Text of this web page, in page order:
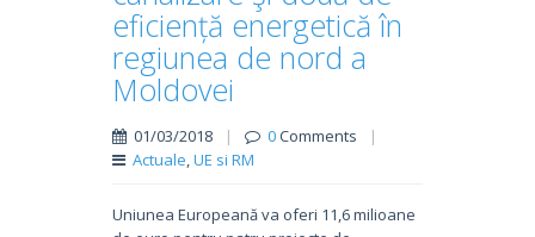
eficiență energetică în
regiunea de nord a
Moldovei
01/03/2018 | 0Comments
|
Actuale,UE si RM
Uniunea Europeană va oferi 11,6 milioane